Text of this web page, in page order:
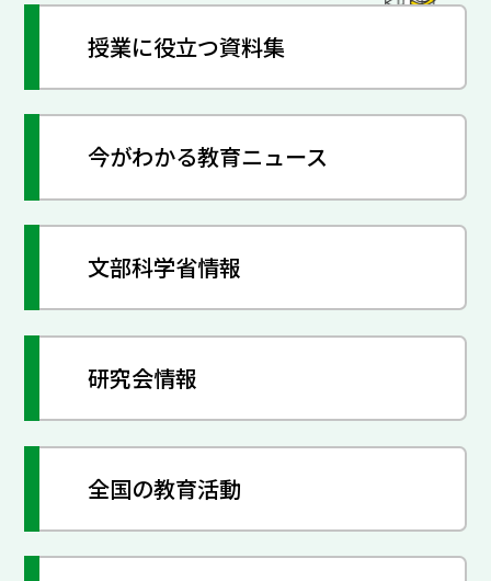
授業に役立つ資料集
今がわかる教育ニュース
文部科学省情報
研究会情報
全国の教育活動